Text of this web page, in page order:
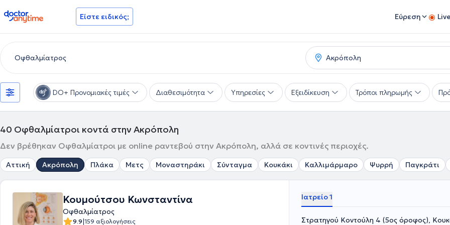
doctoranytime Είστε ειδικός; Εύρεση
DO+ Προνομιακές τιμές Διαθεσιμότητα Υπηρεσίες Εξειδίκευση Τρόποι πληρωμής
40 Οφθαλμίατροι κοντά στην Ακρόπολη
Δεν βρέθηκαν Οφθαλμίατροι με online ραντεβού στην Ακρόπολη, αλλά σε κοντινές περιοχές.
Αττική Ακρόπολη Πλάκα Μετς Μοναστηράκι Σύνταγμα Κουκάκι Καλλιμάρμαρο Ψυρρή Παγκράτι
Κουμούτσου Κωνσταντίνα
Οφθαλμίατρος
9.9|159 αξιολογήσεις
Ιατρείο 1
Στρατηγού Κοντούλη 4 (5ος όροφος),